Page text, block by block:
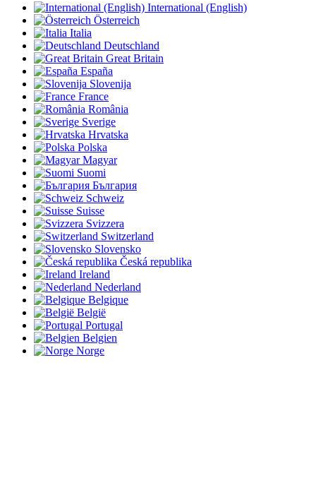
International (English)
Österreich
Italia
Deutschland
Great Britain
España
Slovenija
France
România
Sverige
Hrvatska
Polska
Magyar
Suomi
България
Schweiz
Suisse
Svizzera
Switzerland
Slovensko
Česká republika
Ireland
Nederland
Belgique
België
Portugal
Belgien
Norge